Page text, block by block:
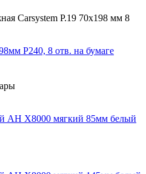
P240, 8 отв. на бумаге
AH X8000 мягкий 85мм белый